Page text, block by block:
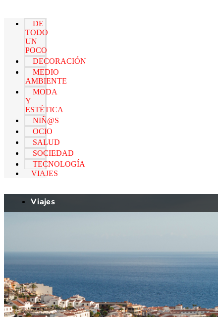
DE
TODO
UN
POCO
DECORACIÓN
MEDIO
AMBIENTE
MODA
Y
ESTÉTICA
NIÑ@S
OCIO
SALUD
SOCIEDAD
TECNOLOGÍA
VIAJES
Viajes